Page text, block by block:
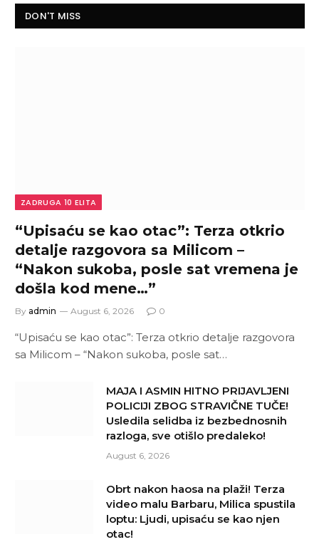
DON'T MISS
ZADRUGA 10 ELITA
“Upisaću se kao otac”: Terza otkrio
detalje razgovora sa Milicom –
“Nakon sukoba, posle sat vremena je
došla kod mene…”
By admin August 6, 2026 0
“Upisaću se kao otac”: Terza otkrio detalje razgovora
sa Milicom – “Nakon sukoba, posle sat…
MAJA I ASMIN HITNO PRIJAVLJENI
POLICIJI ZBOG STRAVIČNE TUČE!
Usledila selidba iz bezbednosnih
razloga, sve otišlo predaleko!
August 6, 2026
Obrt nakon haosa na plaži! Terza
video malu Barbaru, Milica spustila
loptu: Ljudi, upisaću se kao njen
otac!